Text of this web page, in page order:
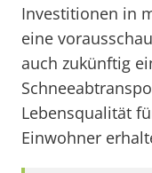
Investitionen in
eine
auch zukünftig
Lebensqualität
Einwohner